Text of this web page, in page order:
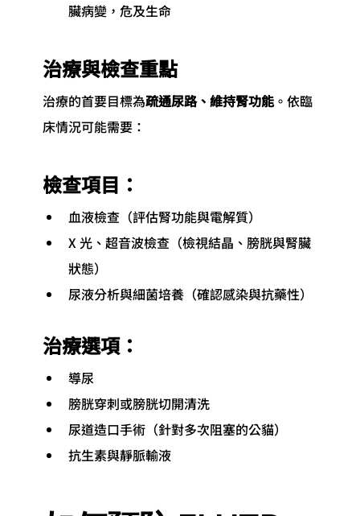
臟病變，危及生命
治療與檢查重點
治療的首要目標為疏通尿路、維持腎功能。依臨
床情況可能需要：
檢查項目：
血液檢查（評估腎功能與電解質）
X 光、超音波檢查（檢視結晶、膀胱與腎臟
狀態）
尿液分析與細菌培養（確認感染與抗藥性）
治療選項：
導尿
膀胱穿刺或膀胱切開清洗
尿道造口手術（針對多次阻塞的公貓）
抗生素與靜脈輸液